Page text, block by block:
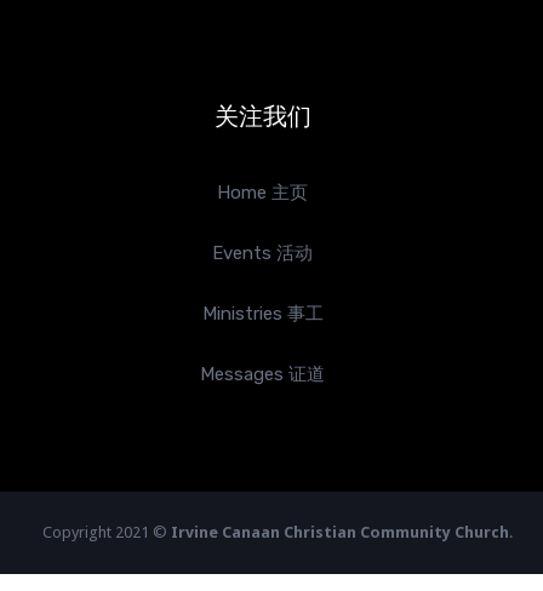
关注我们
Home 主页
Events 活动
Ministries 事工
Messages 证道
Copyright 2021 © Irvine Canaan Christian Community Church.